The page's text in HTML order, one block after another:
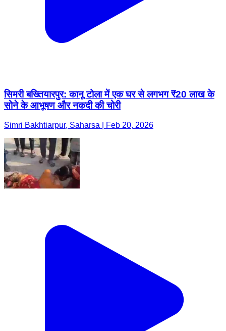
सिमरी बख्तियारपुर: कानू टोला में एक घर से लगभग ₹20 लाख के
सोने के आभूषण और नकदी की चोरी
Simri Bakhtiarpur, Saharsa | Feb 20, 2026